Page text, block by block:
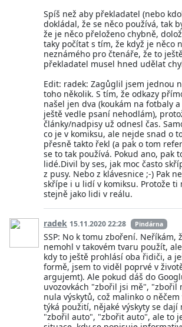
Spíš než aby překladatel (nebo
dokládal, že se něco používá, tak
že je něco přeloženo chybně,
taky počítat s tím, že když je něco
neznámého pro čtenáře, že to
překladatel musel hned udělat
Edit: radek: Zagůglil jsem jednou
toho několik. S tím, že odkazy
našel jen dva (koukám na fotbaly
ještě vedle psaní nehodlám),
články/nadpisy už odnesl čas.
co je v komiksu, ale nejde snad o
přesně takto řekl (a pak o tom
se to tak používá. Pokud ano, pak
lidé.Divil by ses, jak moc často
z pusy. Nebo z klávesnice ;-) Pak
skřípe i u lidí v komiksu. Protože
stejně jako lidi v reálu.
radek 15.11.2020 22:28 Pindárna
SSP: No k tomu zboření. Neříkám,
nemohl v takovém tvaru použít,
kdy to ještě prohlásí oba řidiči, a
formě, jsem to viděl poprvé v
argujemt). Ale pokud dáš do
uvozovkách "zbořil jsi mě", "zbořil
nula výskytů, což malinko o něčem
týká použití, nějaké výskyty se
"zbořil auto", "zbořit auto", ale to